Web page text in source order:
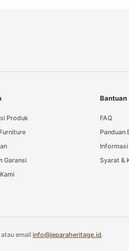
Produk
Garansi
Bantuan
FAQ
Panduan
Syarat &
atau email info@jeparaheritage.id.